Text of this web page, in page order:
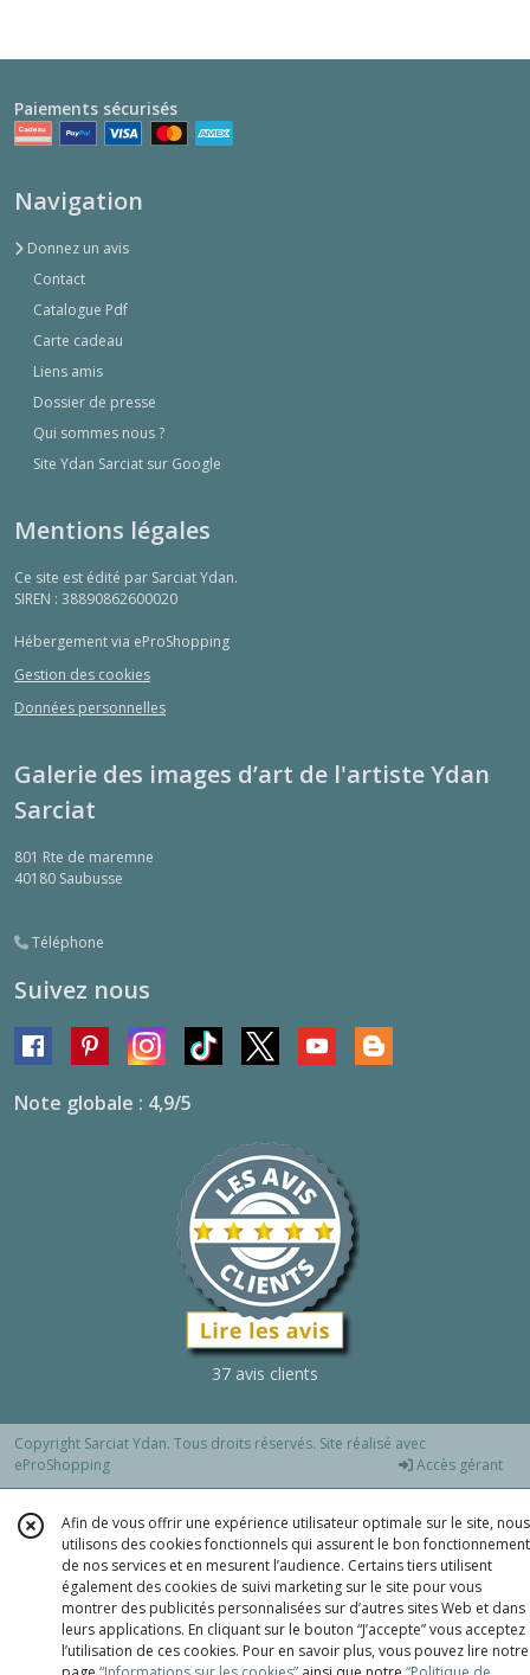
Paiements sécurisés
Navigation
Donnez un avis
Contact
Catalogue Pdf
Carte cadeau
Liens amis
Dossier de presse
Qui sommes nous ?
Site Ydan Sarciat sur Google
Mentions légales
Ce site est édité par Sarciat Ydan.
SIREN : 38890862600020
Hébergement via eProShopping
Gestion des cookies
Données personnelles
Galerie des images d’art de l'artiste Ydan
Sarciat
801 Rte de maremne
40180 Saubusse
Téléphone
Suivez nous
Note globale : 4,9/5
37 avis clients
Copyright Sarciat Ydan. Tous droits réservés. Site réalisé avec
eProShopping
Accès gérant
Afin de vous offrir une expérience utilisateur optimale sur le site, nous
utilisons des cookies fonctionnels qui assurent le bon fonctionnement
de nos services et en mesurent l’audience. Certains tiers utilisent
également des cookies de suivi marketing sur le site pour vous
montrer des publicités personnalisées sur d’autres sites Web et dans
leurs applications. En cliquant sur le bouton “J’accepte” vous acceptez
l’utilisation de ces cookies. Pour en savoir plus, vous pouvez lire notre